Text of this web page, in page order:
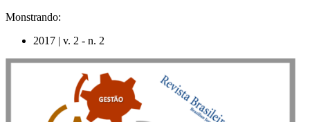
Monstrando:
2017 | v. 2 - n. 2